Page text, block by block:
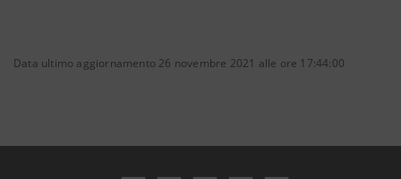
Data ultimo aggiornamento 26 novembre 2021 alle ore 17:44:00